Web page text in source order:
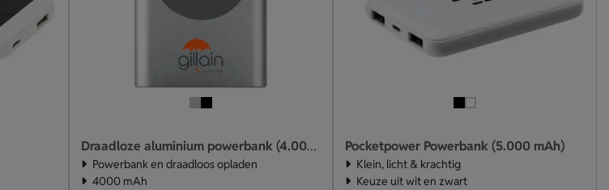
Draadloze aluminium powerbank (4.000 mAh)
Powerbank en draadloos opladen
4000 mAh
Pocketpower Powerbank (5.000 mAh)
Klein, licht & krachtig
Keuze uit wit en zwart